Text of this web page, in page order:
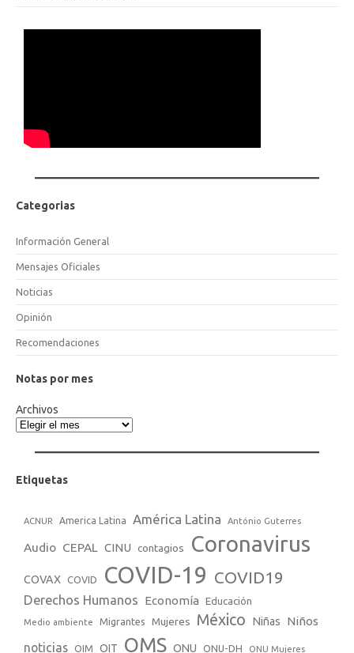
Categorias
Información General
Mensajes Oficiales
Noticias
Opinión
Recomendaciones
Notas por mes
Archivos
Etiquetas
ACNUR America Latina América Latina António Guterres
Audio CEPAL CINU contagios Coronavirus
COVAX COVID COVID-19 COVID19
Derechos Humanos Economía Educación
Medio ambiente Migrantes Mujeres México Niñas Niños
noticias OIM OIT OMS ONU ONU-DH ONU Mujeres